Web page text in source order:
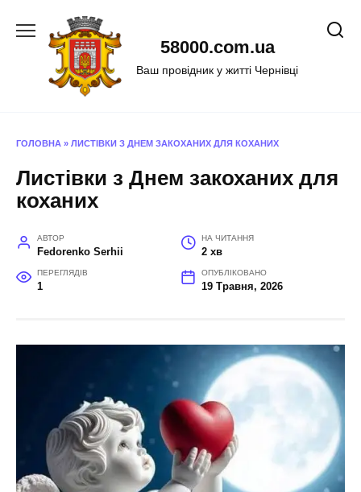
58000.com.ua
Ваш провідник у житті Чернівці
ГОЛОВНА » ЛИСТІВКИ З ДНЕМ ЗАКОХАНИХ ДЛЯ КОХАНИХ
Листівки з Днем закоханих для
коханих
АВТОР
Fedorenko Serhii
НА ЧИТАННЯ
2 хв
ПЕРЕГЛЯДІВ
1
ОПУБЛІКОВАНО
19 Травня, 2026